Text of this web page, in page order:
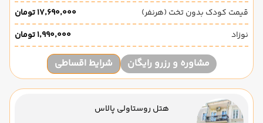
قیمت کودک بدون تخت (هرنفر)
۱۷٬۶۹۰٬۰۰۰ تومان
نوزاد
۱٬۹۹۰٬۰۰۰ تومان
مشاوره و رزرو رایگان شرایط اقساطی
هتل روستاولی پالاس